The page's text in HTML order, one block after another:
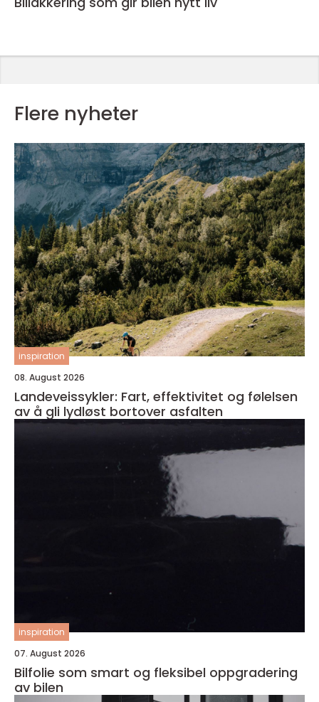
Flere nyheter
inspiration
08. August 2026
Landeveissykler: Fart, effektivitet og følelsen
av å gli lydløst bortover asfalten
inspiration
07. August 2026
Bilfolie som smart og fleksibel oppgradering
av bilen